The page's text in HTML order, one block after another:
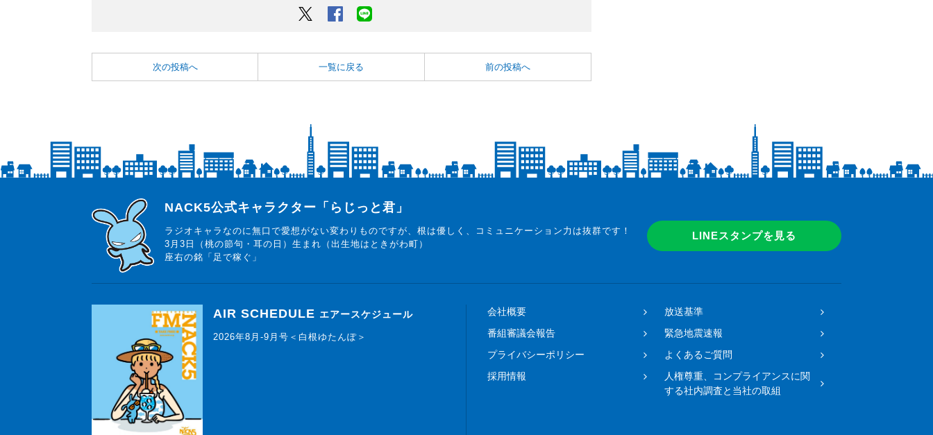
Twitter Facebook
次の投稿へ 一覧に戻る 前の投稿へ
らじっと君
NACK5公式キャラクター「らじっと君」
ラジオキャラなのに無口で愛想がない変わりものですが、根は優しく、コミュニケーション力は抜群です！
3月3日（桃の節句・耳の日）生まれ（出生地はときがわ町）
座右の銘「足で稼ぐ」
LINEスタンプを見る
AIR SCHEDULE エアースケジュール
2026年8月-9月号＜白根ゆたんぽ＞
会社概要
放送基準
番組審議会報告
緊急地震速報
プライバシーポリシー
よくあるご質問
採用情報
人権尊重、コンプライアンスに関
する社内調査と当社の取組